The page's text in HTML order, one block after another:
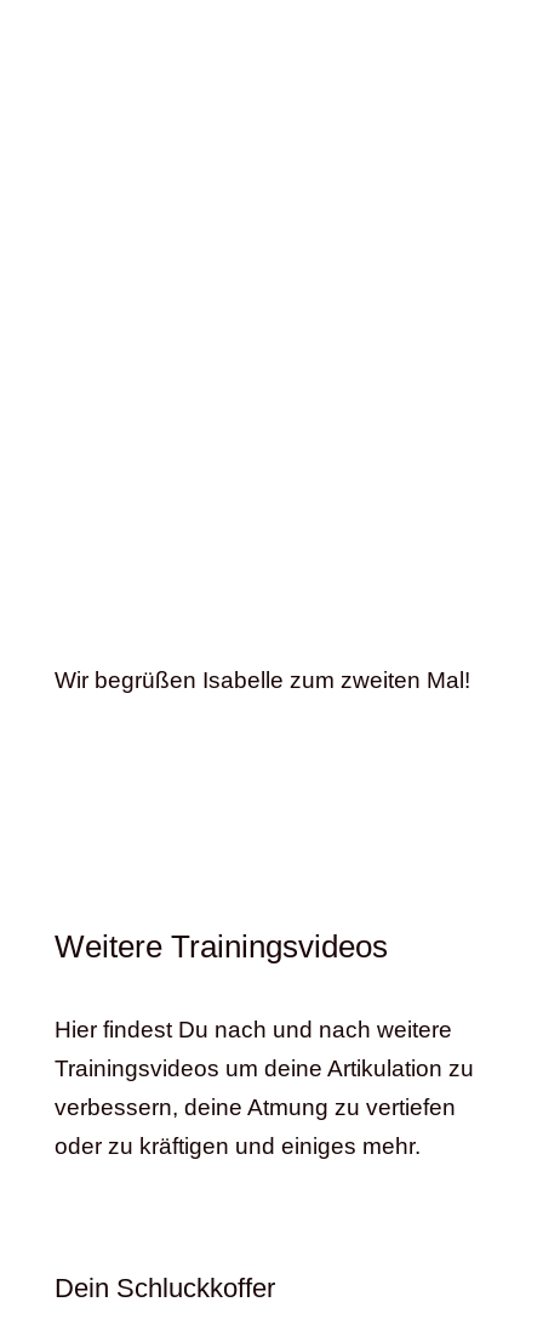
Wir begrüßen Isabelle zum zweiten Mal!
Weitere Trainingsvideos
Hier findest Du nach und nach weitere
Trainingsvideos um deine Artikulation zu
verbessern, deine Atmung zu vertiefen
oder zu kräftigen und einiges mehr.
Dein Schluckkoffer